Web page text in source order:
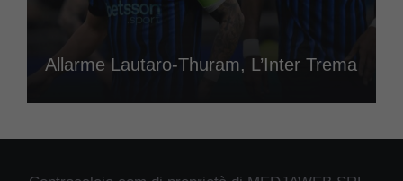
Allarme Lautaro-Thuram, L’Inter Trema